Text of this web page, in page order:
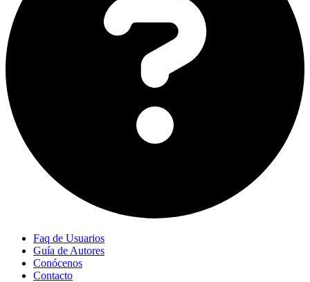
Faq de Usuarios
Guía de Autores
Conócenos
Contacto